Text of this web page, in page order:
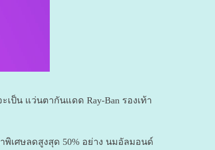
ป็น แว่นตากันแดด Ray-Ban รองเท้า
เศษลดสูงสุด 50% อย่าง นมอัลมอนด์